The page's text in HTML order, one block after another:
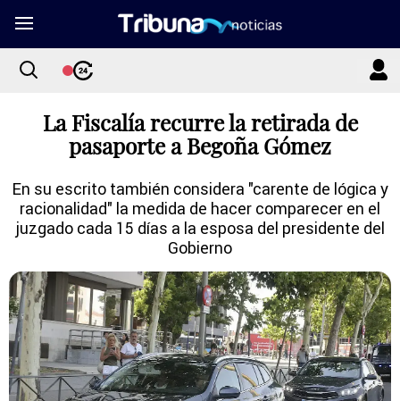
La Fiscalía recurre la retirada de
pasaporte a Begoña Gómez
En su escrito también considera "carente de lógica y
racionalidad" la medida de hacer comparecer en el
juzgado cada 15 días a la esposa del presidente del
Gobierno